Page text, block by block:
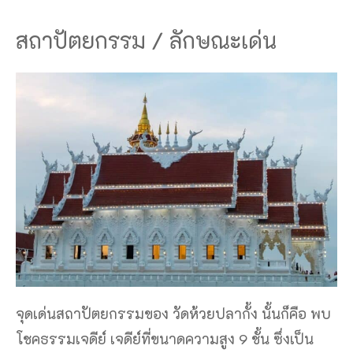
สถาปัตยกรรม / ลักษณะเด่น
จุดเด่นสถาปัตยกรรมของ วัดห้วยปลากั้ง นั้นก็คือ พบ
โชคธรรมเจดีย์ เจดีย์ที่ขนาดความสูง 9 ชั้น ซึ่งเป็น